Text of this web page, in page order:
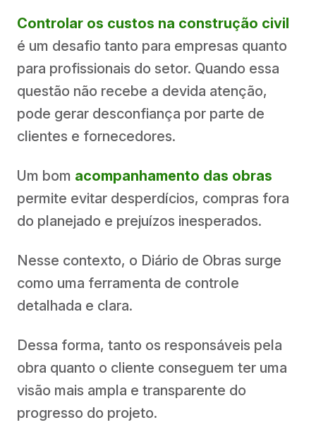
Controlar os custos na construção civil
é um desafio tanto para empresas quanto
para profissionais do setor. Quando essa
questão não recebe a devida atenção,
pode gerar desconfiança por parte de
clientes e fornecedores.
Um bom acompanhamento das obras
permite evitar desperdícios, compras fora
do planejado e prejuízos inesperados.
Nesse contexto, o Diário de Obras surge
como uma ferramenta de controle
detalhada e clara.
Dessa forma, tanto os responsáveis pela
obra quanto o cliente conseguem ter uma
visão mais ampla e transparente do
progresso do projeto.